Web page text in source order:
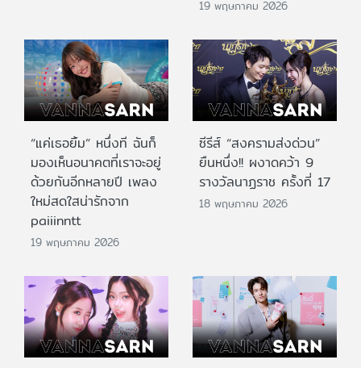
19 พฤษภาคม 2026
“แค่เธอยิ้ม” หนึ่งที ฉันก็
มองเห็นอนาคตที่เราจะอยู่
ด้วยกันอีกหลายปี เพลง
ใหม่สดใสน่ารักจาก
paiiinntt
19 พฤษภาคม 2026
ซีรีส์ “สงครามส่งด่วน”
ยืนหนึ่ง!! ผงาดคว้า 9
รางวัลนาฏราช ครั้งที่ 17
18 พฤษภาคม 2026